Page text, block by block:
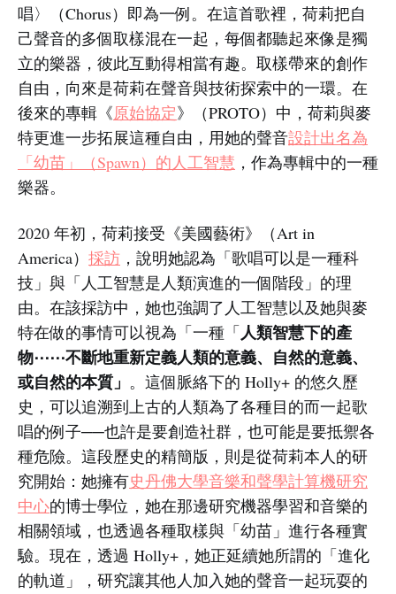
唱〉（Chorus）即為一例。在這首歌裡，荷莉把自
己聲音的多個取樣混在一起，每個都聽起來像是獨
立的樂器，彼此互動得相當有趣。取樣帶來的創作
自由，向來是荷莉在聲音與技術探索中的一環。在
後來的專輯《原始協定》（PROTO）中，荷莉與麥
特更進一步拓展這種自由，用她的聲音設計出名為
「幼苗」（Spawn）的人工智慧 ，作為專輯中的一種
樂器。
2020 年初，荷莉接受《美國藝術》（Art in
America） 採訪 ，說明她認為「歌唱可以是一種科
技」與「人工智慧是人類演進的一個階段」的理
由。在該採訪中，她也強調了人工智慧以及她與麥
特在做的事情可以視為「一種「人類智慧下的產
物⋯⋯不斷地重新定義人類的意義、自然的意義、
或自然的本質」 。這個脈絡下的 Holly+ 的悠久歷
史，可以追溯到上古的人類為了各種目的而一起歌
唱的例子──也許是要創造社群，也可能是要抵禦各
種危險。這段歷史的精簡版，則是從荷莉本人的研
究開始：她擁有史丹佛大學音樂和聲學計算機研究
中心的博士學位，她在那邊研究機器學習和音樂的
相關領域，也透過各種取樣與「幼苗」進行各種實
驗。現在，透過 Holly+，她正延續她所謂的「進化
的軌道」，研究讓其他人加入她的聲音一起玩耍的